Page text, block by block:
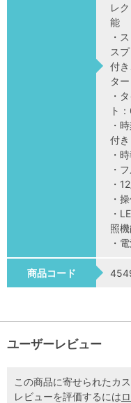
レ
能
・
ス
付
ター
・
ト
・
付き
・
・
・
・
・
照
・
商品コード
ユーザーレビュー
この商品に寄せられたカ
レビューを評価するには